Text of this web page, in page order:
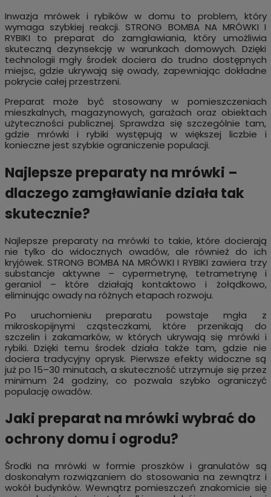
Inwazja mrówek i rybików w domu to problem, który
wymaga szybkiej reakcji. STRONG BOMBA NA MRÓWKI I
RYBIKI to preparat do zamgławiania, który umożliwia
skuteczną dezynsekcję w warunkach domowych. Dzięki
technologii mgły środek dociera do trudno dostępnych
miejsc, gdzie ukrywają się owady, zapewniając dokładne
pokrycie całej przestrzeni.
Preparat może być stosowany w pomieszczeniach
mieszkalnych, magazynowych, garażach oraz obiektach
użyteczności publicznej. Sprawdza się szczególnie tam,
gdzie mrówki i rybiki występują w większej liczbie i
konieczne jest szybkie ograniczenie populacji.
Najlepsze preparaty na mrówki –
dlaczego zamgławianie działa tak
skutecznie?
Najlepsze preparaty na mrówki to takie, które docierają
nie tylko do widocznych owadów, ale również do ich
kryjówek. STRONG BOMBA NA MRÓWKI I RYBIKI zawiera trzy
substancje aktywne – cypermetrynę, tetrametrynę i
geraniol – które działają kontaktowo i żołądkowo,
eliminując owady na różnych etapach rozwoju.
Po uruchomieniu preparatu powstaje mgła z
mikroskopijnymi cząsteczkami, które przenikają do
szczelin i zakamarków, w których ukrywają się mrówki i
rybiki. Dzięki temu środek działa także tam, gdzie nie
dociera tradycyjny oprysk. Pierwsze efekty widoczne są
już po 15–30 minutach, a skuteczność utrzymuje się przez
minimum 24 godziny, co pozwala szybko ograniczyć
populację owadów.
Jaki preparat na mrówki wybrać do
ochrony domu i ogrodu?
Środki na mrówki w formie proszków i granulatów są
doskonałym rozwiązaniem do stosowania na zewnątrz i
wokół budynków. Wewnątrz pomieszczeń znakomicie się